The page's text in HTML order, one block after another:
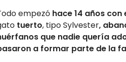
empezó hace 14 años
tuerto, tipo Sylvester,
que nadie quería
a formar parte de la